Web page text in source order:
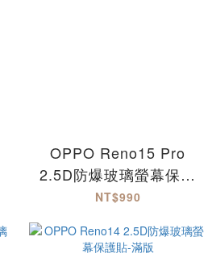
OPPO Reno15 Pro
2.5D防爆玻璃螢幕保護
貼-滿版 Reno15Pro
NT$990